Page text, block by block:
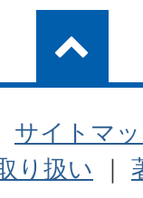
サイトマ
り扱い ｜